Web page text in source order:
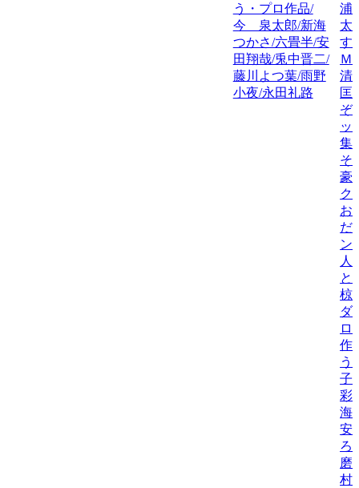
う・プロ作品/
今 泉太郎/新海
つかさ/六畳半/安
田翔哉/兎中晋二/
藤川よつ葉/雨野
小夜/永田礼路
浦
太
す
Ｍ
清
匡
ぞ
ッ
集
そ
豪
ク
お
だ
ン
人
と
椋
ダ
ロ
作
う
子/
彩
海
安
ろ
磨
村